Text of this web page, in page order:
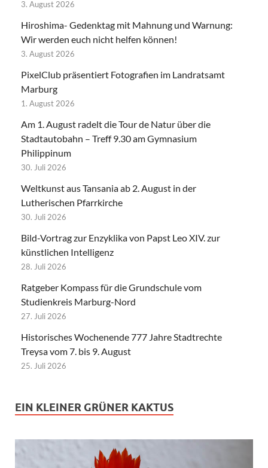
3. August 2026
Hiroshima- Gedenktag mit Mahnung und Warnung:
Wir werden euch nicht helfen können!
3. August 2026
PixelClub präsentiert Fotografien im Landratsamt
Marburg
1. August 2026
Am 1. August radelt die Tour de Natur über die
Stadtautobahn – Treff 9.30 am Gymnasium
Philippinum
30. Juli 2026
Weltkunst aus Tansania ab 2. August in der
Lutherischen Pfarrkirche
30. Juli 2026
Bild-Vortrag zur Enzyklika von Papst Leo XIV. zur
künstlichen Intelligenz
28. Juli 2026
Ratgeber Kompass für die Grundschule vom
Studienkreis Marburg-Nord
27. Juli 2026
Historisches Wochenende 777 Jahre Stadtrechte
Treysa vom 7. bis 9. August
25. Juli 2026
EIN KLEINER GRÜNER KAKTUS